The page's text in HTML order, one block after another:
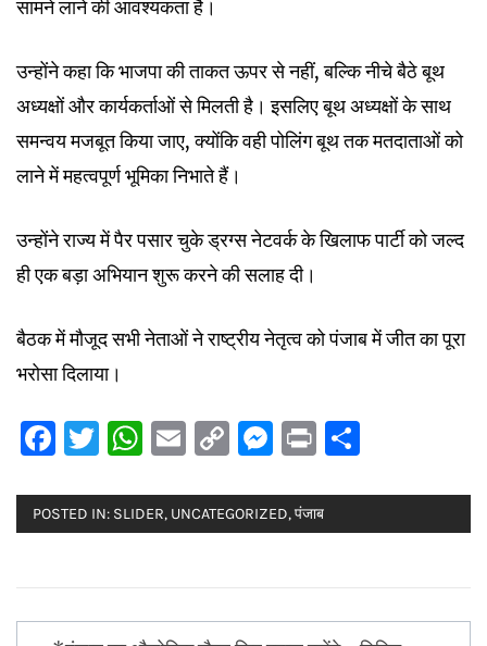
सामने लाने की आवश्यकता है।
उन्होंने कहा कि भाजपा की ताकत ऊपर से नहीं, बल्कि नीचे बैठे बूथ
अध्यक्षों और कार्यकर्ताओं से मिलती है। इसलिए बूथ अध्यक्षों के साथ
समन्वय मजबूत किया जाए, क्योंकि वही पोलिंग बूथ तक मतदाताओं को
लाने में महत्वपूर्ण भूमिका निभाते हैं।
उन्होंने राज्य में पैर पसार चुके ड्रग्स नेटवर्क के खिलाफ पार्टी को जल्द
ही एक बड़ा अभियान शुरू करने की सलाह दी।
बैठक में मौजूद सभी नेताओं ने राष्ट्रीय नेतृत्व को पंजाब में जीत का पूरा
भरोसा दिलाया।
Facebook
Twitter
WhatsApp
Email
CopyMessenger
Print
POSTED IN: SLIDER, UNCATEGORIZED,पंजाब